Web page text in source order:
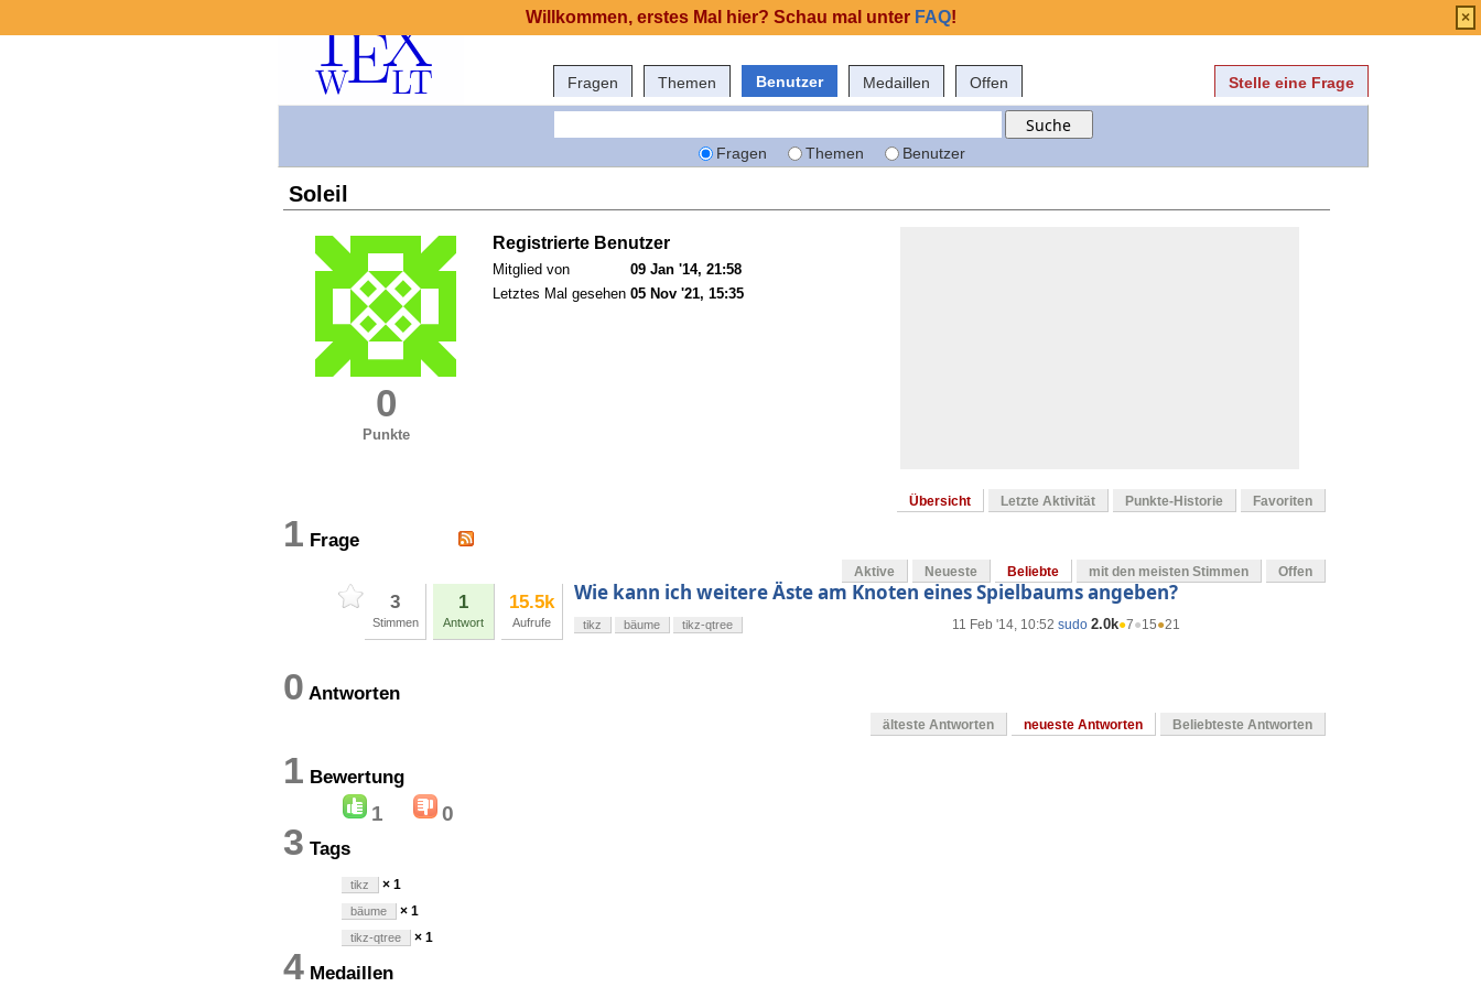
Fragen Themen Benutzer Medaillen Offen Stelle eine Frage
Fragen Themen Benutzer
Soleil
0
Punkte
Registrierte Benutzer
Mitglied von
09 Jan '14, 21:58
Letztes Mal gesehen 05 Nov '21, 15:35
Übersicht Letzte Aktivität Punkte-Historie Favoriten
1 Frage
Aktive Neueste Beliebte mit den meisten Stimmen Offen
3
Stimmen
1
Antwort
15.5k
Aufrufe
Wie kann ich weitere Äste am Knoten eines Spielbaums angeben?
11 Feb '14, 10:52 sudo 2.0k●7●15●21
tikz bäume tikz-qtree
0 Antworten
älteste Antworten neueste Antworten Beliebteste Antworten
1 Bewertung
1 0
3 Tags
tikz × 1
bäume × 1
tikz-qtree × 1
4 Medaillen
Willkommen, erstes Mal hier? Schau mal unter FAQ! ×